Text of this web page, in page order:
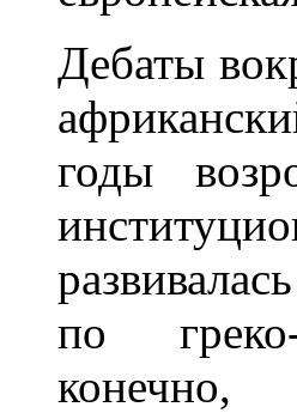
Дебаты
годы
по